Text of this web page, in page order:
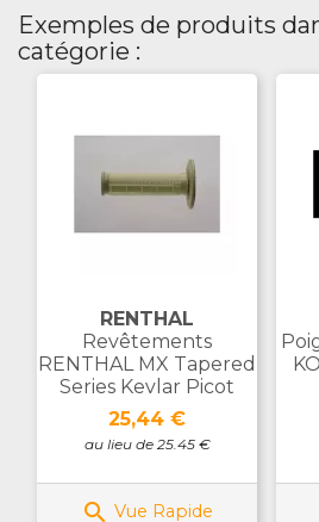
Exemples de produits
catégorie :
RENTHAL
Revêtements
RENTHAL MX Tapered
Series Kevlar Picot
Prix
25,44 €
au lieu de 25.45 €
 Vue Rapide